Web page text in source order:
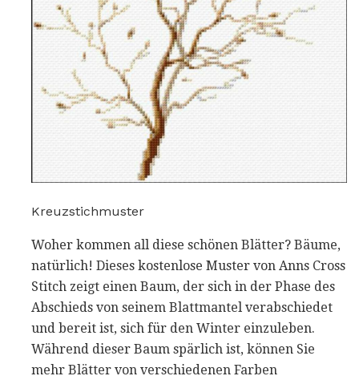
Kreuzstichmuster
Woher kommen all diese schönen Blätter? Bäume,
natürlich! Dieses kostenlose Muster von Anns Cross
Stitch zeigt einen Baum, der sich in der Phase des
Abschieds von seinem Blattmantel verabschiedet
und bereit ist, sich für den Winter einzuleben.
Während dieser Baum spärlich ist, können Sie
mehr Blätter von verschiedenen Farben